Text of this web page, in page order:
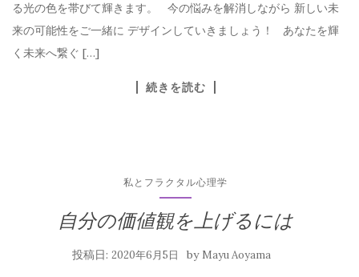
る光の色を帯びて輝きます。 今の悩みを解消しながら 新しい未
来の可能性をご一緒に デザインしていきましょう！ あなたを輝
く未来へ繋ぐ […]
続きを読む
私とフラクタル心理学
自分の価値観を上げるには
投稿日: 2020年6月5日 by Mayu Aoyama